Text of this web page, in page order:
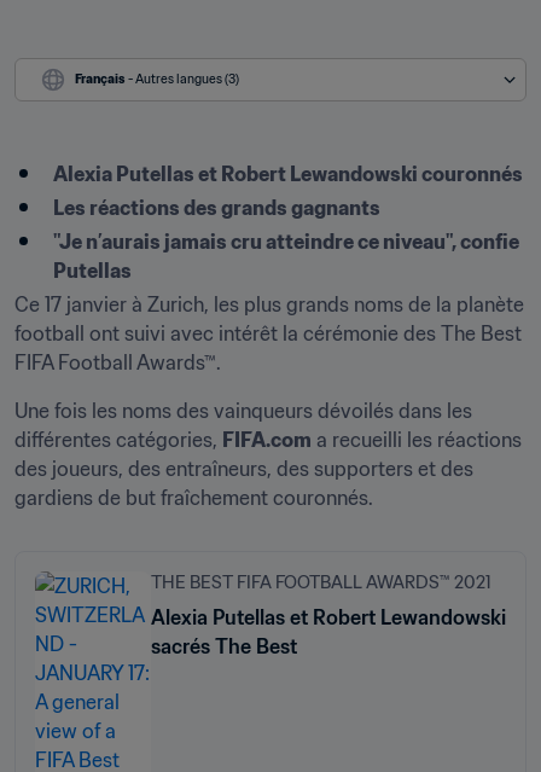
Français - Autres langues (3)
Alexia Putellas et Robert Lewandowski couronnés
Les réactions des grands gagnants
"Je n’aurais jamais cru atteindre ce niveau", confie
Putellas
Ce 17 janvier à Zurich, les plus grands noms de la planète
football ont suivi avec intérêt la cérémonie des The Best
FIFA Football Awards™.
Une fois les noms des vainqueurs dévoilés dans les
différentes catégories, FIFA.com a recueilli les réactions
des joueurs, des entraîneurs, des supporters et des
gardiens de but fraîchement couronnés.
THE BEST FIFA FOOTBALL AWARDS™ 2021
Alexia Putellas et Robert Lewandowski
sacrés The Best